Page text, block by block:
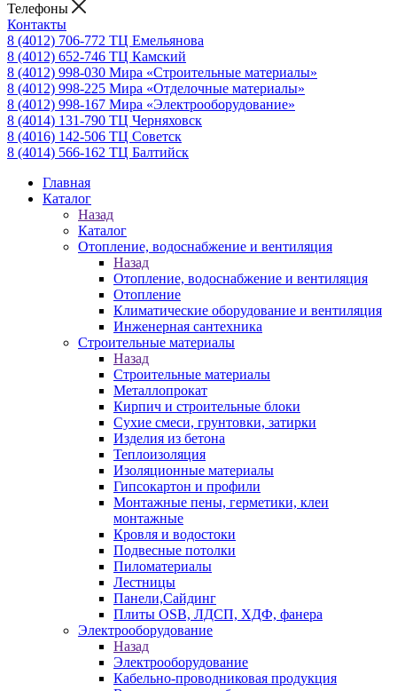
Телефоны
Контакты
8 (4012) 706-772 ТЦ Емельянова
8 (4012) 652-746 ТЦ Камский
8 (4012) 998-030 Мира «Строительные материалы»
8 (4012) 998-225 Мира «Отделочные материалы»
8 (4012) 998-167 Мира «Электрооборудование»
8 (4014) 131-790 ТЦ Черняховск
8 (4016) 142-506 ТЦ Советск
8 (4014) 566-162 ТЦ Балтийск
Главная
Каталог
Назад
Каталог
Отопление, водоснабжение и вентиляция
Назад
Отопление, водоснабжение и вентиляция
Отопление
Климатические оборудование и вентиляция
Инженерная сантехника
Строительные материалы
Назад
Строительные материалы
Металлопрокат
Кирпич и строительные блоки
Сухие смеси, грунтовки, затирки
Изделия из бетона
Теплоизоляция
Изоляционные материалы
Гипсокартон и профили
Монтажные пены, герметики, клеи
монтажные
Кровля и водостоки
Подвесные потолки
Пиломатериалы
Лестницы
Панели,Сайдинг
Плиты OSB, ЛДСП, ХДФ, фанера
Электрооборудование
Назад
Электрооборудование
Кабельно-проводниковая продукция